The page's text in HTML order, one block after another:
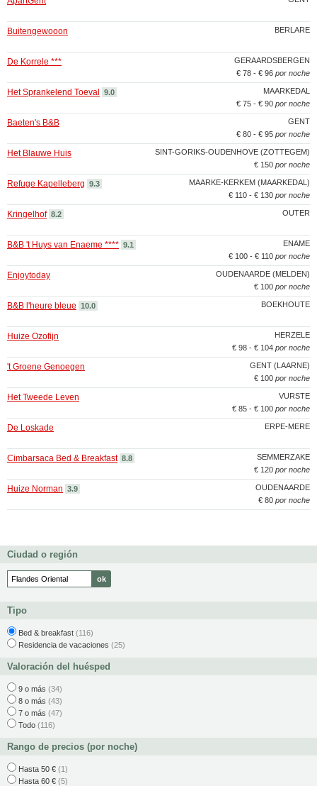
BERLARE
Buitengewooon
GERAARDSBERGEN
De Korrele ***
€ 78 - € 96 por noche
MAARKEDAL
Het Sprankelend Toeval
9.0
€ 75 - € 90 por noche
GENT
Baeten's B&B
€ 80 - € 95 por noche
SINT-GORIKS-OUDENHOVE (ZOTTEGEM)
Het Blauwe Huis
€ 150 por noche
MAARKE-KERKEM (MAARKEDAL)
Refuge Kapelleberg 9.3
€ 110 - € 130 por noche
OUTER
Kringelhof 8.2
ENAME
B&B 't Huys van Enaeme **** 9.1
€ 100 - € 110 por noche
OUDENAARDE (MELDEN)
Enjoytoday
€ 100 por noche
BOEKHOUTE
B&B l'heure bleue 10.0
HERZELE
Huize Ozofijn
€ 98 - € 104 por noche
GENT (LAARNE)
't Groene Genoegen
€ 100 por noche
VURSTE
Het Tweede Leven
€ 85 - € 100 por noche
ERPE-MERE
De Loskade
SEMMERZAKE
Cimbarsaca Bed & Breakfast 8.8
€ 120 por noche
OUDENAARDE
Huize Norman 3.9
€ 80 por noche
Ciudad o región
Tipo
Bed & breakfast (116)
Residencia de vacaciones (25)
Valoración del huésped
9 o más (34)
8 o más (43)
7 o más (47)
Todo (116)
Rango de precios (por noche)
Hasta 50 € (1)
Hasta 60 € (5)